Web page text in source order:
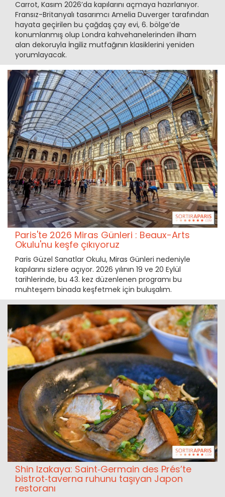
Carrot, Kasım 2026’da kapılarını açmaya hazırlanıyor.
Fransız-Britanyalı tasarımcı Amelia Duverger tarafından
hayata geçirilen bu çağdaş çay evi, 6. bölge’de
konumlanmış olup Londra kahvehanelerinden ilham
alan dekoruyla İngiliz mutfağının klasiklerini yeniden
yorumlayacak.
Paris'te 2026 Miras Günleri : Beaux-Arts
Okulu'nu keşfe çıkıyoruz
Paris Güzel Sanatlar Okulu, Miras Günleri nedeniyle
kapılarını sizlere açıyor. 2026 yılının 19 ve 20 Eylül
tarihlerinde, bu 43. kez düzenlenen programı bu
muhteşem binada keşfetmek için buluşalım.
Shin Izakaya: Saint‑Germain des Prés’te
bistrot‑taverna ruhunu taşıyan Japon
restoranı